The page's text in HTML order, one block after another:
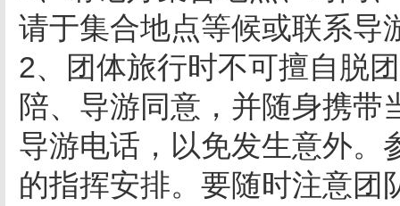
请于集合地点等候或联系导
2、团体旅行时不可擅自脱
陪、导游同意，并随身携带
导游电话，以免发生意外。
的指挥安排。要随时注意团